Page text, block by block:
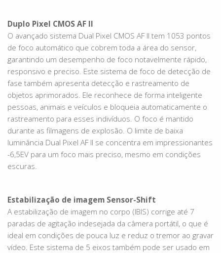
Duplo Pixel CMOS AF II
O avançado sistema Dual Pixel CMOS AF II tem 1053 pontos
de foco automático que cobrem toda a área do sensor,
garantindo um desempenho de foco notavelmente rápido,
responsivo e preciso. Este sistema de foco de detecção de
fase também apresenta detecção e rastreamento de
objetos aprimorados. Ele reconhece de forma inteligente
pessoas, animais e veículos e bloqueia automaticamente o
rastreamento para esses indivíduos. O foco é mantido
durante as filmagens de explosão. O limite de baixa
luminância Dual Pixel AF II se concentra em impressionantes
-6,5EV para um foco mais preciso, mesmo em condições
escuras.
Estabilização de imagem Sensor-Shift
A estabilização de imagem no corpo (IBIS) corrige até 7
paradas de agitação indesejada da câmera portátil, o que é
ideal em condições de pouca luz e reduz o tremor ao gravar
vídeo. Este sistema de 5 eixos também pode ser usado em